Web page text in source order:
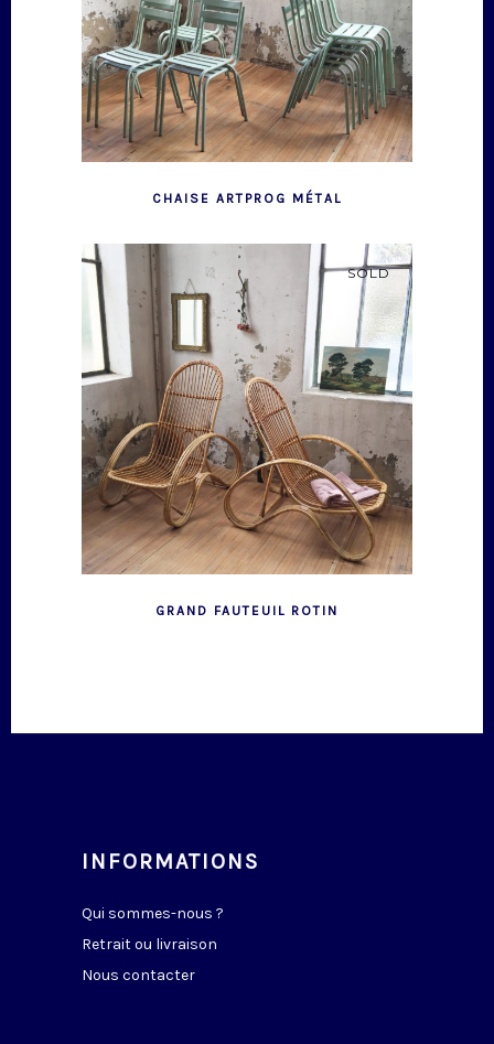
CHAISE ARTPROG MÉTAL
SOLD
GRAND FAUTEUIL ROTIN
INFORMATIONS
Qui sommes-nous ?
Retrait ou livraison
Nous contacter